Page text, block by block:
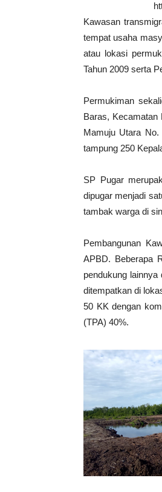
Kawasan
tempat usaha
atau lokasi
Tahun 2009 serta
Permukiman
Baras, Kecamatan
Mamuju Utara No.
tampung 250
SP Pugar
dipugar menjadi
tambak warga di
Pembangunan
APBD. Beberapa
pendukung
ditempatkan di
50 KK dengan
(TPA) 40%.